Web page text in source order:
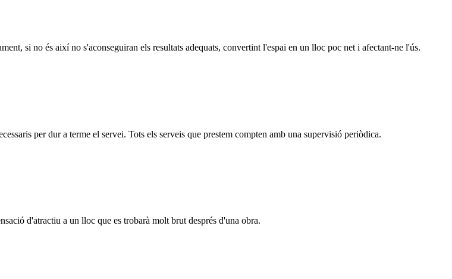
si no és així no s'aconseguiran els resultats adequats, convertint l'espai en un lloc poc net i afectant-ne l'ús.
per dur a terme el servei. Tots els serveis que prestem compten amb una supervisió periòdica.
d'atractiu a un lloc que es trobarà molt brut després d'una obra.